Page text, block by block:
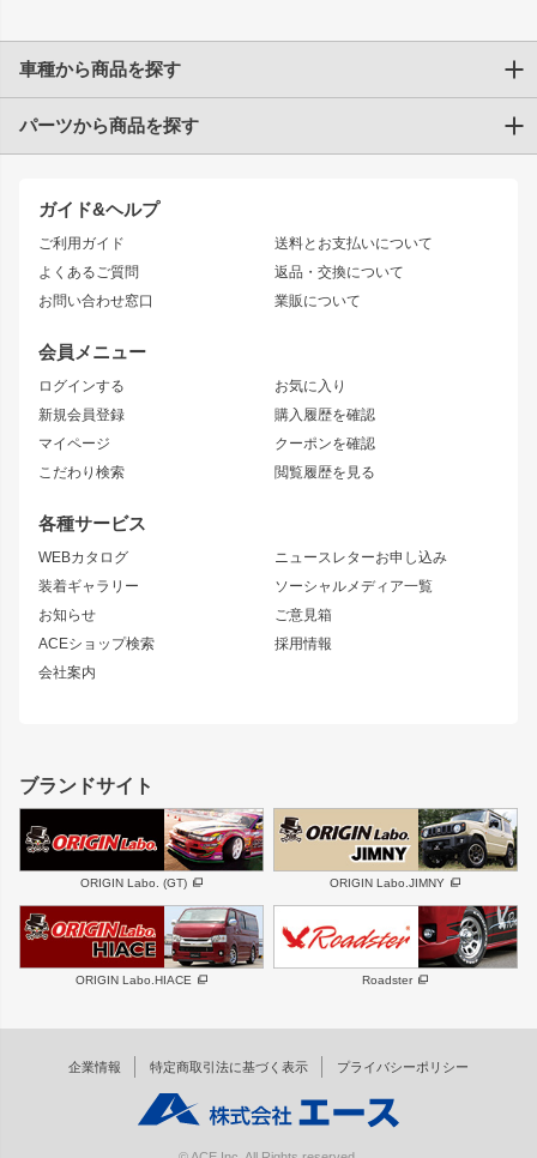
ガイド&ヘルプ
ご利用ガイド
よくあるご質問
お問い合わせ窓口
送料とお支払いについて
返品・交換について
業販について
会員メニュー
ログインする
新規会員登録
マイページ
こだわり検索
お気に入り
購入履歴を確認
クーポンを確認
閲覧履歴を見る
各種サービス
WEBカタログ
装着ギャラリー
お知らせ
ACEショップ検索
会社案内
ニュースレターお申し込み
ソーシャルメディア一覧
ご意見箱
採用情報
車種から商品を探す
トヨタ
JZX90 CHASER
JZX110 MARK II
JZX100 MARK II
JZX90 MARK II
トレノ
マークX
アリスト
ソアラ
アルテッツァ
ニッサン
S15 シルビア
S14 シルビア 後期
S13 シルビア
180SX
シルエイティ
ワンビア
ローレル
セフィーロ
キャラバン
スズキ
GS350
SC
スバル 三菱
デリカ D:5
軽自動車 汎用
パーツから商品を探す
エアロシリーズ
ドリフトライン
風神
雷神
レーシングライン
アタックライン
ストリームライン
リアウイング
ジムニーパーツ
ホイール
MUD-S7
MUD-SR7
まつど家 鉄漢
ボンネット
フェンダー
サイドパーツ
リアゲート
メンテナンスパーツ
ハイエースパーツ
ホイール
DAYTONA-RS
DAYTONA-RS NEO
エアロシリーズ
RUGGER MODEL
DTM:exclusive
オーバーフェンダー
ワイパーガード
ブランドサイト
ORIGIN Labo. (GT) ORIGIN Labo.JIMNY
ORIGIN Labo.HIACE Roadster
企業情報 特定商取引法に基づく表示 プライバシーポリシー